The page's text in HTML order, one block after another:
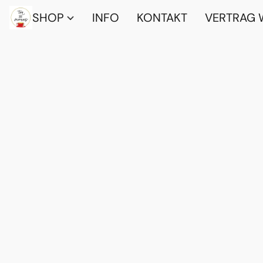
SHOP INFO KONTAKT VERTRAG